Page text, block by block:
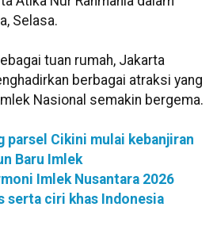
Selasa.
tuan rumah, Jakarta
berbagai atraksi yang
Nasional semakin bergema.
parsel Cikini mulai kebanjiran
Baru Imlek
Imlek Nusantara 2026
serta ciri khas Indonesia